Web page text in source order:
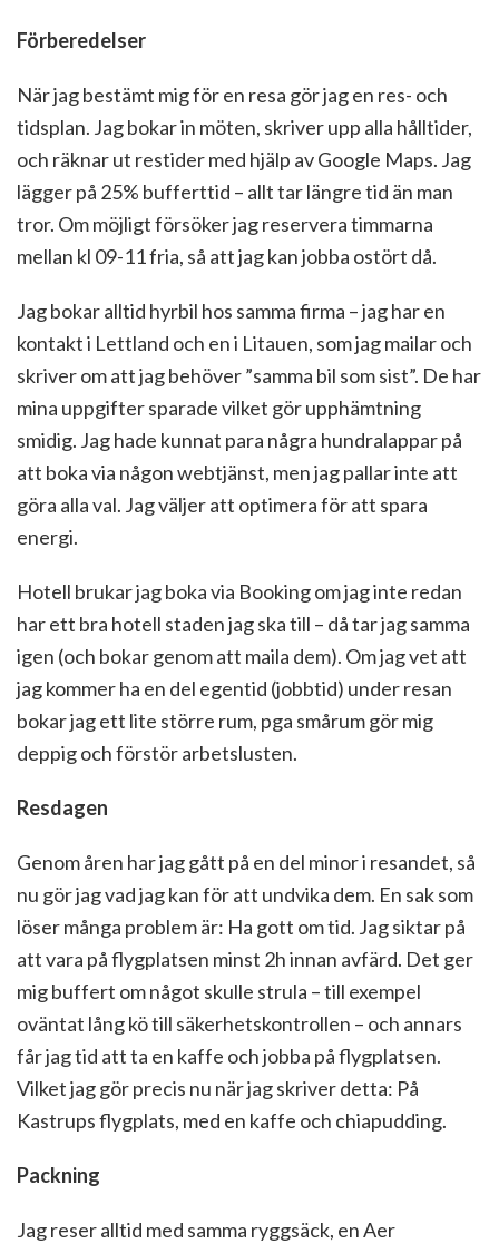
Förberedelser
När jag bestämt mig för en resa gör jag en res- och
tidsplan. Jag bokar in möten, skriver upp alla hålltider,
och räknar ut restider med hjälp av Google Maps. Jag
lägger på 25% bufferttid – allt tar längre tid än man
tror. Om möjligt försöker jag reservera timmarna
mellan kl 09-11 fria, så att jag kan jobba ostört då.
Jag bokar alltid hyrbil hos samma firma – jag har en
kontakt i Lettland och en i Litauen, som jag mailar och
skriver om att jag behöver ”samma bil som sist”. De har
mina uppgifter sparade vilket gör upphämtning
smidig. Jag hade kunnat para några hundralappar på
att boka via någon webtjänst, men jag pallar inte att
göra alla val. Jag väljer att optimera för att spara
energi.
Hotell brukar jag boka via Booking om jag inte redan
har ett bra hotell staden jag ska till – då tar jag samma
igen (och bokar genom att maila dem). Om jag vet att
jag kommer ha en del egentid (jobbtid) under resan
bokar jag ett lite större rum, pga smårum gör mig
deppig och förstör arbetslusten.
Resdagen
Genom åren har jag gått på en del minor i resandet, så
nu gör jag vad jag kan för att undvika dem. En sak som
löser många problem är: Ha gott om tid. Jag siktar på
att vara på flygplatsen minst 2h innan avfärd. Det ger
mig buffert om något skulle strula – till exempel
oväntat lång kö till säkerhetskontrollen – och annars
får jag tid att ta en kaffe och jobba på flygplatsen.
Vilket jag gör precis nu när jag skriver detta: På
Kastrups flygplats, med en kaffe och chiapudding.
Packning
Jag reser alltid med samma ryggsäck, en Aer